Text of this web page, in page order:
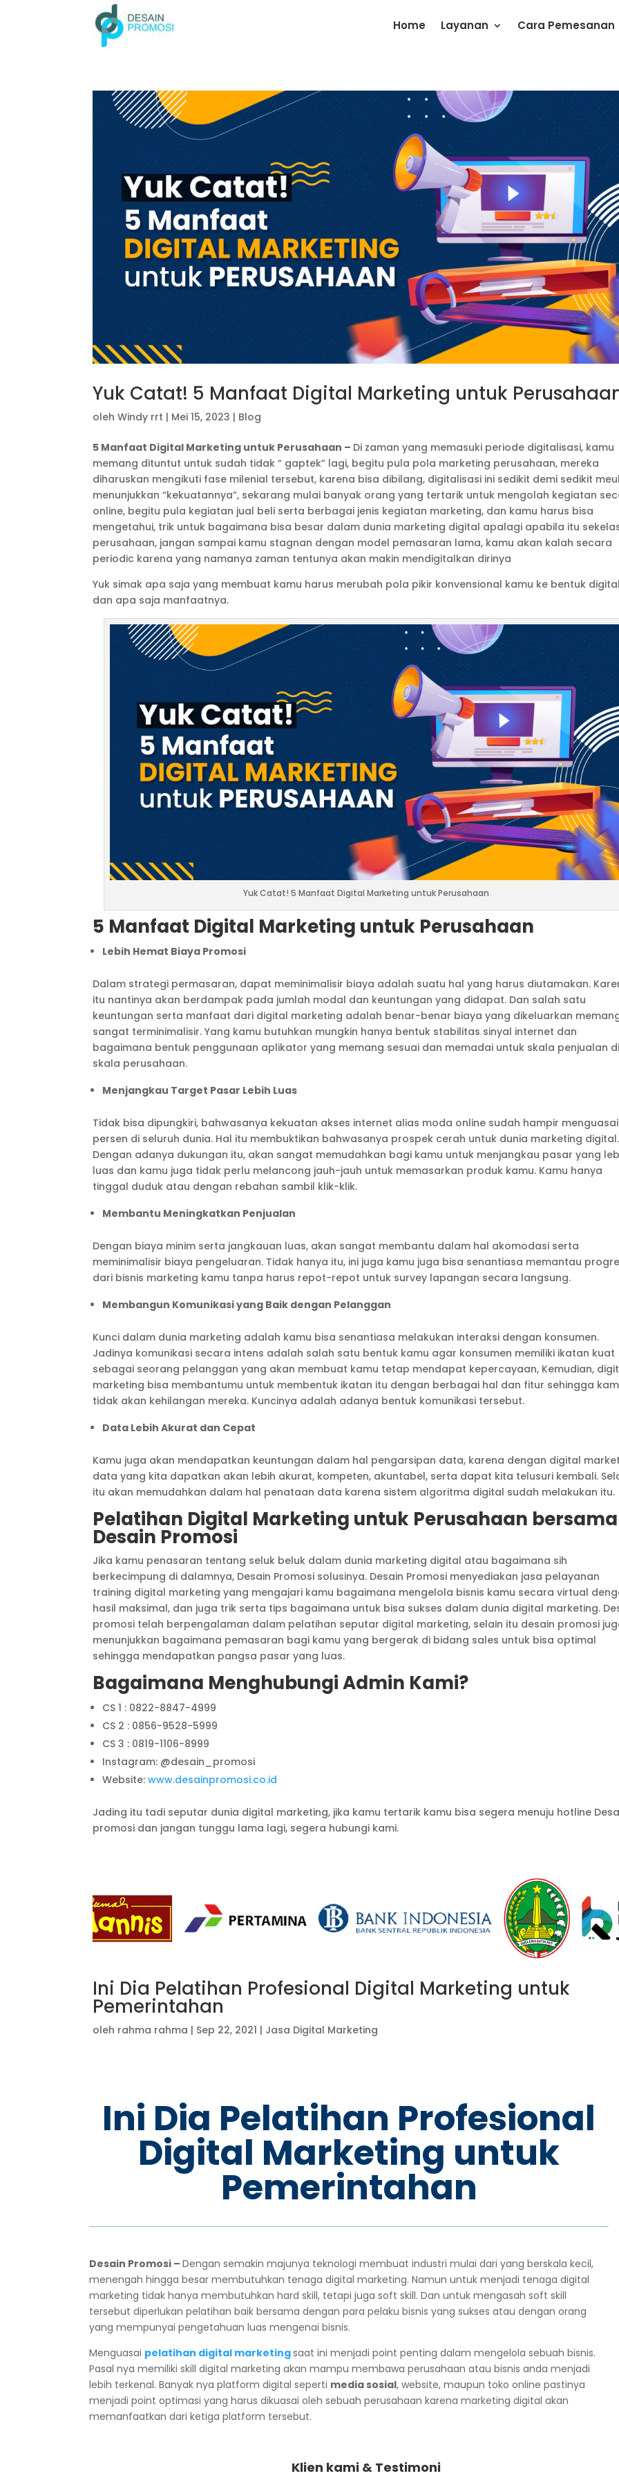
Home Layanan Cara Pemesanan
Yuk Catat! 5 Manfaat Digital Marketing untuk
olehWindy rrt | Mei 15, 2023 | Blog
5 Manfaat Digital Marketing untuk Perusahaan – Di zaman yang memasuki periode digitalisasi, kamu
memang dituntut untuk sudah tidak “ gaptek” lagi, begitu pula pola marketing perusahaan, mereka
diharuskan mengikuti fase milenial tersebut, karena bisa dibilang, digitalisasi ini sedikit demi sedikit
menunjukkan “kekuatannya”, sekarang mulai banyak orang yang tertarik untuk mengolah kegiatan
online, begitu pula kegiatan jual beli serta berbagai jenis kegiatan marketing, dan kamu harus bisa
mengetahui, trik untuk bagaimana bisa besar dalam dunia marketing digital apalagi apabila itu
perusahaan, jangan sampai kamu stagnan dengan model pemasaran lama, kamu akan kalah secara
periodic karena yang namanya zaman tentunya akan makin mendigitalkan dirinya
Yuk simak apa saja yang membuat kamu harus merubah pola pikir konvensional kamu ke bentuk digital
dan apa saja manfaatnya.
Yuk Catat! 5 Manfaat Digital Marketing untuk Perusahaan
5 Manfaat Digital Marketing untuk Perusahaan
Lebih Hemat Biaya Promosi
Dalam strategi permasaran, dapat meminimalisir biaya adalah suatu hal yang harus diutamakan.
itu nantinya akan berdampak pada jumlah modal dan keuntungan yang didapat. Dan salah satu
keuntungan serta manfaat dari digital marketing adalah benar-benar biaya yang dikeluarkan
sangat terminimalisir. Yang kamu butuhkan mungkin hanya bentuk stabilitas sinyal internet dan
bagaimana bentuk penggunaan aplikator yang memang sesuai dan memadai untuk skala penjualan di
skala perusahaan.
Menjangkau Target Pasar Lebih Luas
Tidak bisa dipungkiri, bahwasanya kekuatan akses internet alias moda online sudah hampir
persen di seluruh dunia. Hal itu membuktikan bahwasanya prospek cerah untuk dunia marketing digital.
Dengan adanya dukungan itu, akan sangat memudahkan bagi kamu untuk menjangkau pasar yang
luas dan kamu juga tidak perlu melancong jauh-jauh untuk memasarkan produk kamu. Kamu hanya
tinggal duduk atau dengan rebahan sambil klik-klik.
Membantu Meningkatkan Penjualan
Dengan biaya minim serta jangkauan luas, akan sangat membantu dalam hal akomodasi serta
meminimalisir biaya pengeluaran. Tidak hanya itu, ini juga kamu juga bisa senantiasa memantau
dari bisnis marketing kamu tanpa harus repot-repot untuk survey lapangan secara langsung.
Membangun Komunikasi yang Baik dengan Pelanggan
Kunci dalam dunia marketing adalah kamu bisa senantiasa melakukan interaksi dengan konsumen.
Jadinya komunikasi secara intens adalah salah satu bentuk kamu agar konsumen memiliki ikatan kuat
sebagai seorang pelanggan yang akan membuat kamu tetap mendapat kepercayaan, Kemudian,
marketing bisa membantumu untuk membentuk ikatan itu dengan berbagai hal dan fitur sehingga
tidak akan kehilangan mereka. Kuncinya adalah adanya bentuk komunikasi tersebut.
Data Lebih Akurat dan Cepat
Kamu juga akan mendapatkan keuntungan dalam hal pengarsipan data, karena dengan digital
data yang kita dapatkan akan lebih akurat, kompeten, akuntabel, serta dapat kita telusuri kembali.
itu akan memudahkan dalam hal penataan data karena sistem algoritma digital sudah melakukan itu.
Pelatihan Digital Marketing untuk Perusahaan bersama
Desain Promosi
Jika kamu penasaran tentang seluk beluk dalam dunia marketing digital atau bagaimana sih
berkecimpung di dalamnya, Desain Promosi solusinya. Desain Promosi menyediakan jasa pelayanan
training digital marketing yang mengajari kamu bagaimana mengelola bisnis kamu secara virtual
hasil maksimal, dan juga trik serta tips bagaimana untuk bisa sukses dalam dunia digital marketing.
promosi telah berpengalaman dalam pelatihan seputar digital marketing, selain itu desain promosi
menunjukkan bagaimana pemasaran bagi kamu yang bergerak di bidang sales untuk bisa optimal
sehingga mendapatkan pangsa pasar yang luas.
Bagaimana Menghubungi Admin Kami?
CS 1 : 0822-8847-4999
CS 2 : 0856-9528-5999
CS 3 : 0819-1106-8999
Instagram: @desain_promosi
Website:www.desainpromosi.co.id
Jading itu tadi seputar dunia digital marketing, jika kamu tertarik kamu bisa segera menuju hotline
promosi dan jangan tunggu lama lagi, segera hubungi kami.
Ini Dia Pelatihan Profesional Digital Marketing untuk
Pemerintahan
oleh rahma rahma | Sep 22, 2021 | Jasa Digital Marketing
Ini Dia Pelatihan Profesional
Digital Marketing untuk
Pemerintahan
Desain Promosi –Dengan semakin majunya teknologi membuat industri mulai dari yang berskala kecil,
menengah hingga besar membutuhkan tenaga digital marketing. Namun untuk menjadi tenaga digital
marketing tidak hanya membutuhkan hard skill, tetapi juga soft skill. Dan untuk mengasah soft skill
tersebut diperlukan pelatihan baik bersama dengan para pelaku bisnis yang sukses atau dengan orang
yang mempunyai pengetahuan luas mengenai bisnis.
Menguasai pelatihan digital marketingsaat ini menjadi point penting dalam mengelola sebuah bisnis.
Pasal nya memiliki skill digital marketing akan mampu membawa perusahaan atau bisnis anda menjadi
lebih terkenal. Banyak nya platform digital seperti media sosial, website, maupun toko online pastinya
menjadi point optimasi yang harus dikuasai oleh sebuah perusahaan karena marketing digital akan
memanfaatkan dari ketiga platform tersebut.
Klien kami & Testimoni